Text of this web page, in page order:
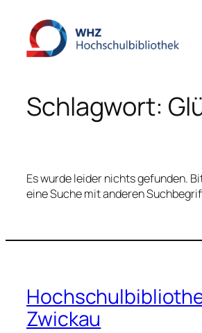
Inhalt
springen
Schlagwort:
Es wurde leider nichts gefunden.
eine Suche mit anderen
Zwickau